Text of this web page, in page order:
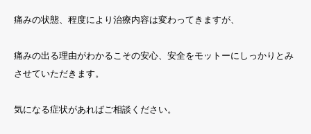
痛みの状態、程度により治療内容は変わってきますが、
痛みの出る理由がわかるこその安心、安全をモットーにしっかりとみ
させていただきます。
気になる症状があればご相談ください。